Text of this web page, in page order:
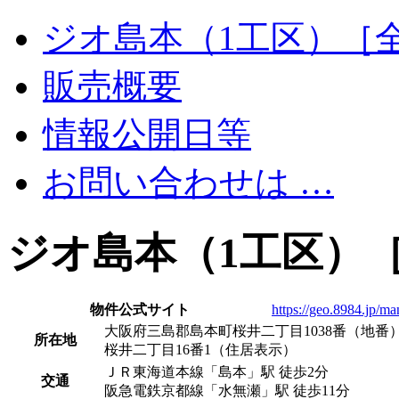
ジオ島本（1工区）［
販売概要
情報公開日等
お問い合わせは …
ジオ島本（1工区）
物件公式サイト
https://geo.8984.jp/
所在地
大阪府三島郡島本町桜井二丁目1038番（地番
桜井二丁目16番1（住居表示）
交通
ＪＲ東海道本線「島本」駅 徒歩2分
阪急電鉄京都線「水無瀬」駅 徒歩11分